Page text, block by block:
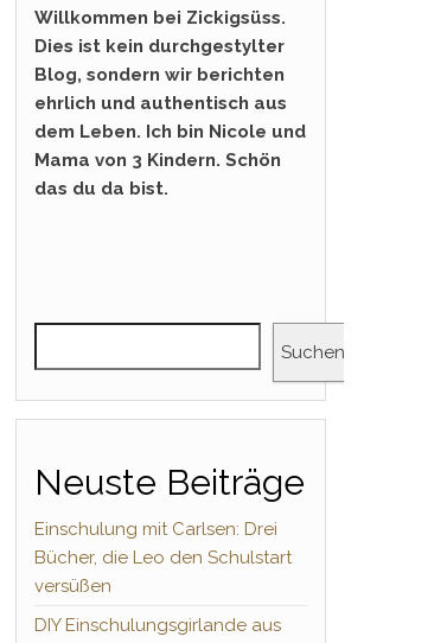
Willkommen bei Zickigsüss.
Dies ist kein durchgestylter
Blog, sondern wir berichten
ehrlich und authentisch aus
dem Leben. Ich bin Nicole und
Mama von 3 Kindern. Schön
das du da bist.
Suchen
Neuste Beiträge
Einschulung mit Carlsen: Drei
Bücher, die Leo den Schulstart
versüßen
DIY Einschulungsgirlande aus